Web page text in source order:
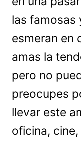
las famosas
esmeran en
amas la
pero no
preocupes
llevar este
oficina,